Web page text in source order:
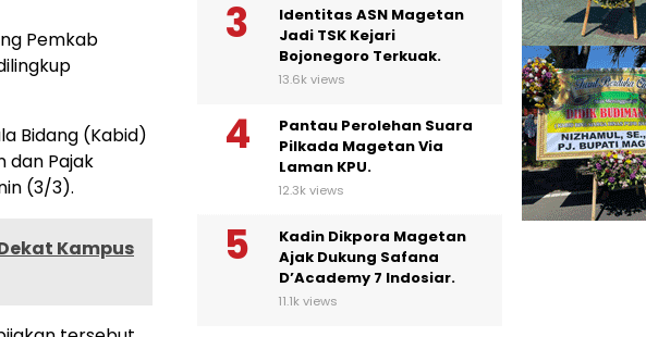
Pemkab
Bidang (Kabid)
dan Pajak
(3/3).
Kampus
Identitas ASN Magetan
Jadi TSK Kejari
Bojonegoro Terkuak.
13.6k views
Pantau Perolehan Suara
Pilkada Magetan Via
Laman KPU.
12.3k views
Kadin Dikpora Magetan
Ajak Dukung Safana
D’Academy 7 Indosiar.
11.1k views